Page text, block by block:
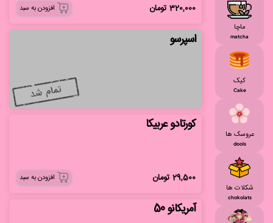
ماچا
matcha
کیک
Cake
عروسک ها
dools
شکلات ها
chokolats
320,000تومان افزودن به سبد
اسپرسو
کورتادو عربیکا
29,500تومان افزودن به سبد
آمریکانو 50